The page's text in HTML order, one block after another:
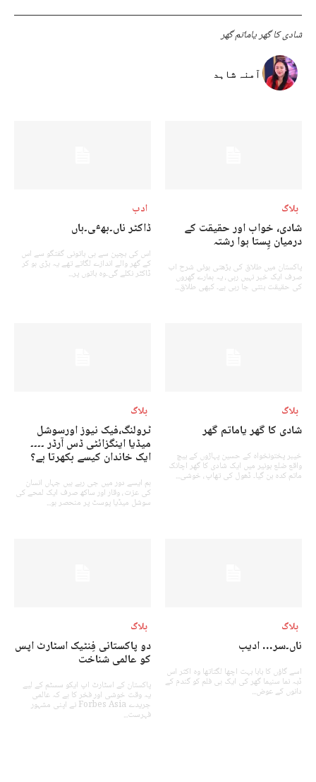
شادی کا گھر یاماتم گھر
آمنہ شاہد
بلاگ
شادی، خواب اور حقیقت کے
درمیان پِستا ہوا رشتہ
پاکستان میں طلاق کی بڑھتی ہوئی شرح اب
صرف ایک خبر نہیں رہی، یہ ہمارے گھروں
کی حقیقت بنتی جا رہی ہے۔ کبھی طلاق...
ادب
ڈاکٹر ناں۔بھٸ۔ہاں
اس کی بچپن سے ہی باتونی گفتگو سے اس
کے گھر والے اندازے لگاتے تھے یہ بڑی ہو کر
ڈاکٹر نکلے گی۔وہ باتوں پر...
بلاگ
شادی کا گھر یاماتم گھر
خیبر پختونخواہ کے حسین پہاڑوں کے بیچ
واقع ضلع بونیر میں ایک شادی کا گھر اچانک
ماتم کدہ بن گیا۔ ڈھول کی تھاپ، خوشی...
بلاگ
ٹرولنگ،فیک نیوز اورسوشل
میڈیا اینگزائٹی ڈس آرڈر ۔۔۔۔
ایک خاندان کیسے بکھرتا ہے؟
ہم ایسے دور میں جی رہے ہیں جہاں انسان
کی عزت، وقار اور ساکھ صرف ایک لمحے کی
سوشل میڈیا پوسٹ پر منحصر ہو...
بلاگ
ناں۔سر… ادیب
اسے گاؤں کا بابا بہت اچھا لگتاتھا وہ اکثر اس
ڈبہ نما سنیما گھر کی ایک ہی فلم کو گندم کے
دانوں کے عوض...
بلاگ
دو پاکستانی فِنٹیک اسٹارٹ اپس
کو عالمی شناخت
پاکستان کے اسٹارٹ اپ ایکو سسٹم کے لیے
یہ وقت خوشی اور فخر کا ہے کہ عالمی
جریدے Forbes Asia نے اپنی مشہور
فہرست...